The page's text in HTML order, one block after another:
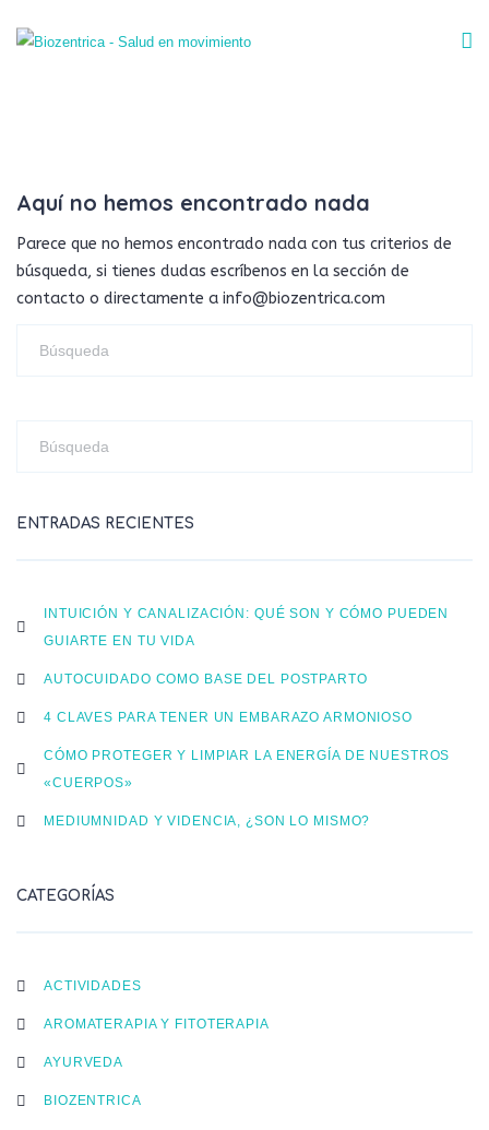
Aquí no hemos encontrado nada
Parece que no hemos encontrado nada con tus criterios de
búsqueda, si tienes dudas escríbenos en la sección de
contacto o directamente a info@biozentrica.com
ENTRADAS RECIENTES
INTUICIÓN Y CANALIZACIÓN: QUÉ SON Y CÓMO PUEDEN
GUIARTE EN TU VIDA
AUTOCUIDADO COMO BASE DEL POSTPARTO
4 CLAVES PARA TENER UN EMBARAZO ARMONIOSO
CÓMO PROTEGER Y LIMPIAR LA ENERGÍA DE NUESTROS
«CUERPOS»
MEDIUMNIDAD Y VIDENCIA, ¿SON LO MISMO?
CATEGORÍAS
ACTIVIDADES
AROMATERAPIA Y FITOTERAPIA
AYURVEDA
BIOZENTRICA